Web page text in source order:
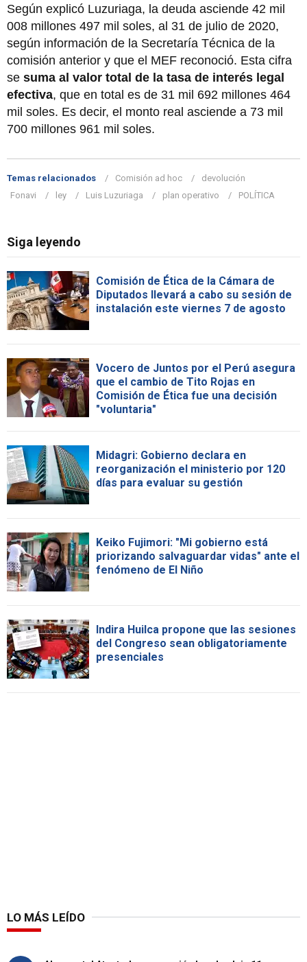
Según explicó Luzuriaga, la deuda asciende 42 mil
008 millones 497 mil soles, al 31 de julio de 2020,
según información de la Secretaría Técnica de la
comisión anterior y que el MEF reconoció. Esta cifra
se suma al valor total de la tasa de interés legal
efectiva, que en total es de 31 mil 692 millones 464
mil soles. Es decir, el monto real asciende a 73 mil
700 millones 961 mil soles.
Temas relacionados Comisión ad hoc
devolución
Fonavi
ley Luis Luzuriaga plan operativo POLÍTICA
Siga leyendo
Comisión de Ética de la Cámara de
Diputados llevará a cabo su sesión de
instalación este viernes 7 de agosto
Vocero de Juntos por el Perú asegura
que el cambio de Tito Rojas en
Comisión de Ética fue una decisión
"voluntaria"
Midagri: Gobierno declara en
reorganización el ministerio por 120
días para evaluar su gestión
Keiko Fujimori: "Mi gobierno está
priorizando salvaguardar vidas" ante el
fenómeno de El Niño
Indira Huilca propone que las sesiones
del Congreso sean obligatoriamente
presenciales
LO MÁS LEÍDO